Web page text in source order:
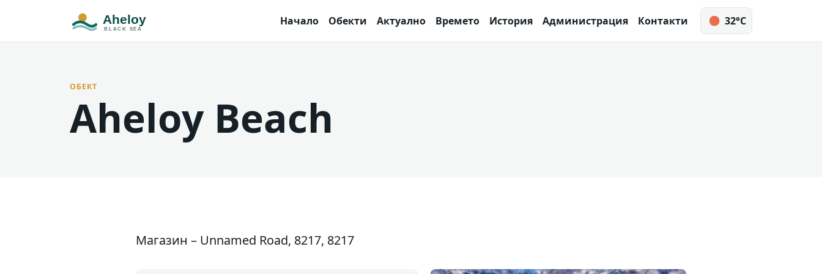
Начало Обекти Актуално Времето История Администрация Контакти 32°C
ОБЕКТ
Aheloy Beach
Магазин – Unnamed Road, 8217, 8217